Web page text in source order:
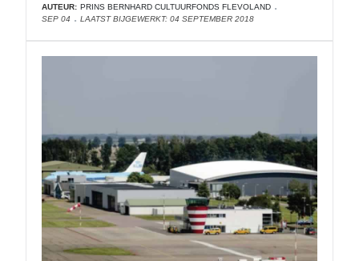
AUTEUR: PRINS BERNHARD CULTUURFONDS FLEVOLAND
SEP 04
LAATST BIJGEWERKT: 04 SEPTEMBER 2018